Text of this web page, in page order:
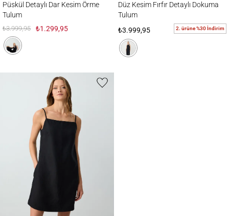
Püskül Detaylı Dar Kesim Örme
Tulum
₺3.999,95 ₺1.299,95
Düz Kesim Fırfır Detaylı Dokuma
Tulum
₺3.999,95
2. ürüne %30 İndirim